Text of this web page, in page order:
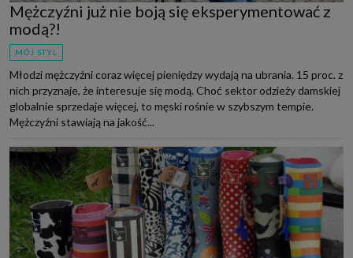
Mężczyźni już nie boją się eksperymentować z
modą?!
MÓJ STYL
Młodzi mężczyźni coraz więcej pieniędzy wydają na ubrania. 15 proc. z
nich przyznaje, że interesuje się modą. Choć sektor odzieży damskiej
globalnie sprzedaje więcej, to męski rośnie w szybszym tempie.
Mężczyźni stawiają na jakość...